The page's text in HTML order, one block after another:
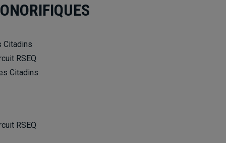
Citadins
RSEQ
Citadins
RSEQ